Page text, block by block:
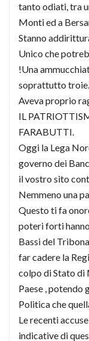
tanto odiati, tra
Monti ed a
Stanno
Unico che
!Una
soprattutto troie.
Aveva proprio
IL
FARABUTTI.
Oggi la Lega
governo dei
il vostro sito
Nemmeno una
Questo ti fa
poteri forti
Bassi del
far cadere la
colpo di Stato di
Paese , potendo
Politica che
Le recenti
indicative di